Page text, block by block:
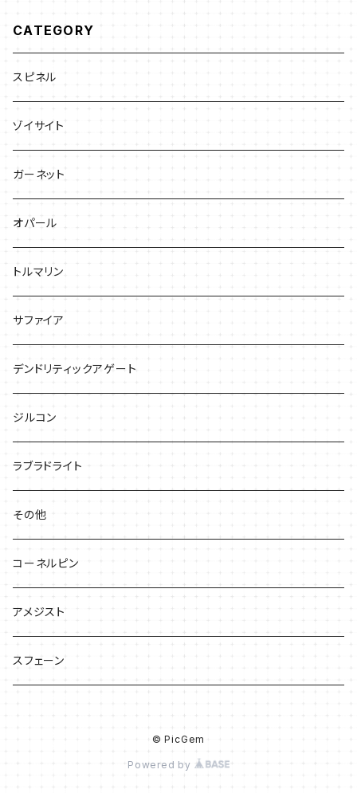
CATEGORY
スピネル
ゾイサイト
ガーネット
オパール
トルマリン
サファイア
デンドリティックアゲート
ジルコン
ラブラドライト
その他
コーネルピン
アメジスト
スフェーン
© PicGem
Powered by